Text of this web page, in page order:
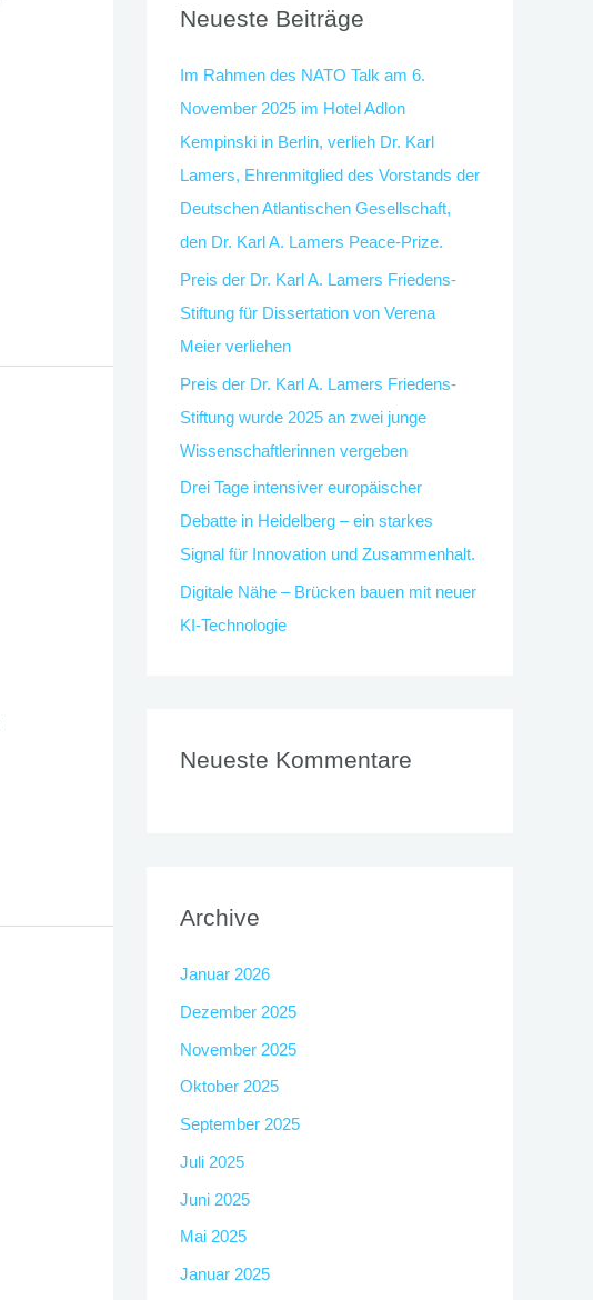
e
n
a
c
h
:
Neueste Beiträge
Im Rahmen des NATO Talk am 6.
November 2025 im Hotel Adlon
Kempinski in Berlin, verlieh Dr. Karl
Lamers, Ehrenmitglied des Vorstands der
Deutschen Atlantischen Gesellschaft,
den Dr. Karl A. Lamers Peace-Prize.
Preis der Dr. Karl A. Lamers Friedens-
Stiftung für Dissertation von Verena
Meier verliehen
Preis der Dr. Karl A. Lamers Friedens-
Stiftung wurde 2025 an zwei junge
Wissenschaftlerinnen vergeben
Drei Tage intensiver europäischer
Debatte in Heidelberg – ein starkes
Signal für Innovation und Zusammenhalt.
Digitale Nähe – Brücken bauen mit neuer
KI-Technologie
Neueste Kommentare
Archive
Januar 2026
Dezember 2025
November 2025
Oktober 2025
September 2025
Juli 2025
Juni 2025
Mai 2025
Januar 2025